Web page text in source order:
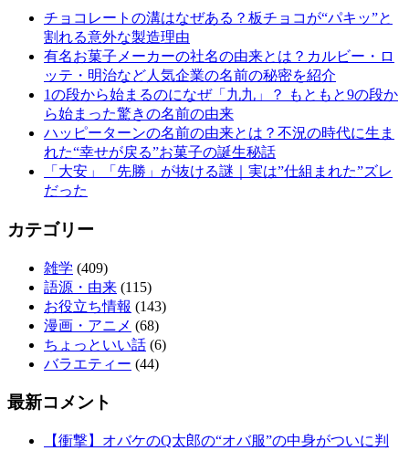
チョコレートの溝はなぜある？板チョコが“パキッ”と
割れる意外な製造理由
有名お菓子メーカーの社名の由来とは？カルビー・ロ
ッテ・明治など人気企業の名前の秘密を紹介
1の段から始まるのになぜ「九九」？ もともと9の段か
ら始まった驚きの名前の由来
ハッピーターンの名前の由来とは？不況の時代に生ま
れた“幸せが戻る”お菓子の誕生秘話
「大安」「先勝」が抜ける謎｜実は”仕組まれた”ズレ
だった
カテゴリー
雑学 (409)
語源・由来 (115)
お役立ち情報 (143)
漫画・アニメ (68)
ちょっといい話 (6)
バラエティー (44)
最新コメント
【衝撃】オバケのQ太郎の“オバ服”の中身がついに判